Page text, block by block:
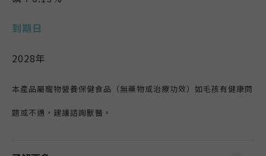
到期日
2028年
本產品屬寵物營養保健食品（無藥物或治療功效）如毛孩有健康問
題或不適，建議諮詢獸醫。